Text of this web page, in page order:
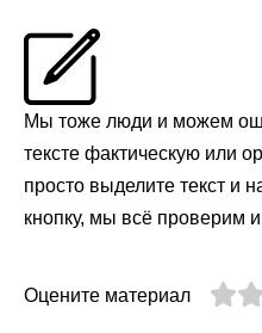
Мы тоже люди и можем
тексте фактическую или
просто выделите текст и
кнопку, мы всё проверим
Оцените материал